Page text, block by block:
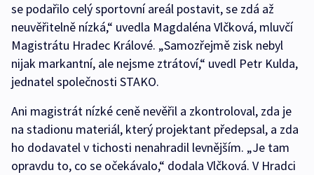
se podařilo celý sportovní areál postavit, se zdá až
neuvěřitelně nízká,“ uvedla Magdaléna Vlčková, mluvčí
Magistrátu Hradec Králové. „Samozřejmě zisk nebyl
nijak markantní, ale nejsme ztrátoví,“ uvedl Petr Kulda,
jednatel společnosti STAKO.
Ani magistrát nízké ceně nevěřil a zkontroloval, zda je
na stadionu materiál, který projektant předepsal, a zda
ho dodavatel v tichosti nenahradil levnějším. „Je tam
opravdu to, co se očekávalo,“ dodala Vlčková. V Hradci